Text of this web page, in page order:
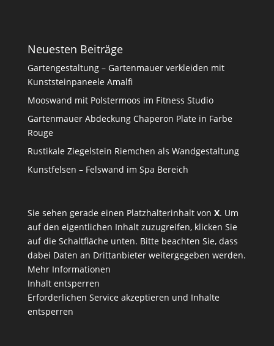
Neuesten Beiträge
Gartengestaltung – Gartenmauer verkleiden mit
Kunststeinpaneele Amalfi
Mooswand mit Polstermoos im Fitness Studio
Gartenmauer Abdeckung Chaperon Plate in Farbe
Rouge
Rustikale Ziegelstein Riemchen als Wandgestaltung
Kunstfelsen – Felswand im Spa Bereich
Sie sehen gerade einen Platzhalterinhalt von X. Um
auf den eigentlichen Inhalt zuzugreifen, klicken Sie
auf die Schaltfläche unten. Bitte beachten Sie, dass
dabei Daten an Drittanbieter weitergegeben werden.
Mehr Informationen
Inhalt entsperren
Erforderlichen Service akzeptieren und Inhalte
entsperren